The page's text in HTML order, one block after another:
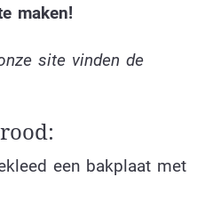
maken!
site vinden de
een bakplaat met